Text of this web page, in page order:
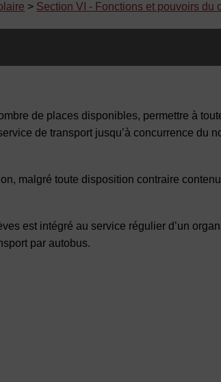
> Section VI - Fonctions et pouvoirs du
de places disponibles, permettre à
de transport jusqu’à concurrence du
malgré toute disposition contraire
est intégré au service régulier d’un
par autobus.